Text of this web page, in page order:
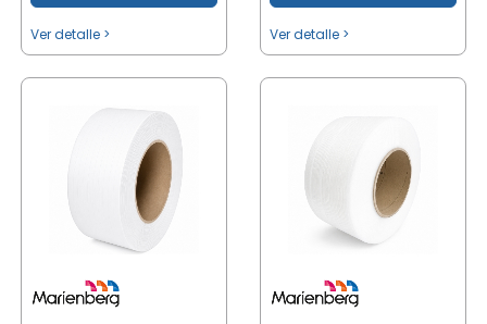
Ver detalle > Ver detalle >